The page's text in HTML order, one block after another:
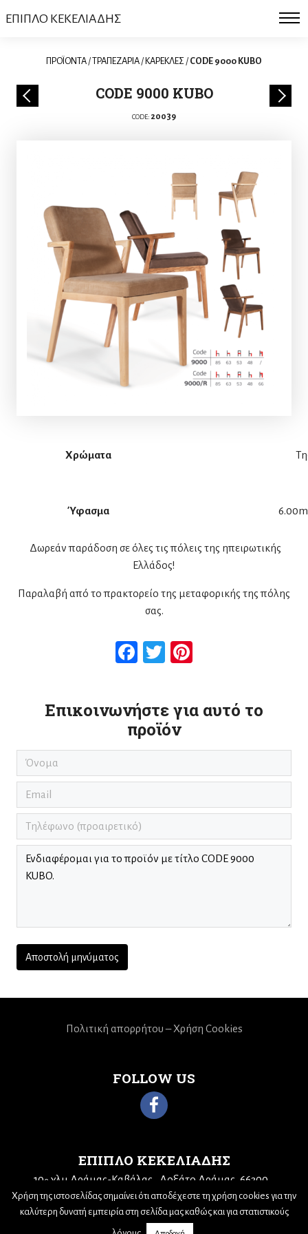
ΕΠΙΠΛΟ ΚΕΚΕΛΙΑΔΗΣ
ΠΡΟΪΟΝΤΑ /ΤΡΑΠΕΖΑΡΙΑ / ΚΑΡΕΚΛΕΣ / CODE 9000 KUBO
CODE 9000 KUBO
CODE: 20039
Χρώματα
Ύφασμα
Δωρεάν παράδοση σε όλες τις πόλεις της ηπειρωτικής
Ελλάδος!
Παραλαβή από το πρακτορείο της μεταφορικής της πόλης
σας.
Facebook
Twitter
Επικοινωνήστε για αυτό το
προϊόν
ΕΠΙΠΛΟ ΚΕΚΕΛΙΑΔΗΣ
10ο χλμ Δράμας-Καβάλας
Δοξάτο Δράμας, 66300
Τηλ: 25210 68943 Email:kekeliadis@otenet.gr
FOLLOW US
Πολιτική απορρήτου – Χρήση Cookies
Χρήση της ιστοσελίδας σημαίνει ότι αποδέχεστε τη χρήση cookies για την
καλύτερη δυνατή εμπειρία στη σελίδα μας καθώς και για στατιστικούς